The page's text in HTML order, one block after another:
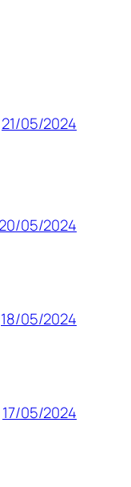
21/05/2024
20/05/2024
18/05/2024
17/05/2024